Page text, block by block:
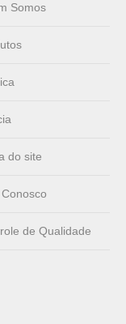
Somos
do site
de Qualidade